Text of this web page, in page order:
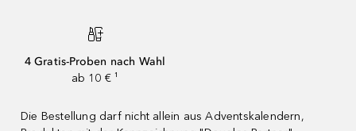
4 Gratis-Proben nach Wahl
ab 10 € ¹
Die Bestellung darf nicht allein aus Adventskalendern,